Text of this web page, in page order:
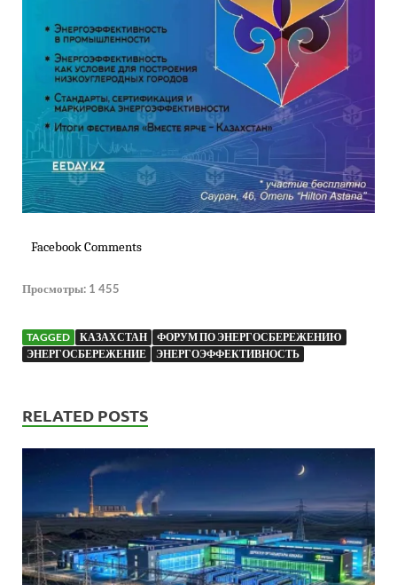
Facebook Comments
Просмотры: 1 455
TAGGED КАЗАХСТАН
ФОРУМ ПО ЭНЕРГОСБЕРЕЖЕНИЮ
ЭНЕРГОСБЕРЕЖЕНИЕ
ЭНЕРГОЭФФЕКТИВНОСТЬ
RELATED POSTS